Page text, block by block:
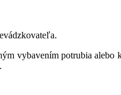
vybavením potrubia alebo